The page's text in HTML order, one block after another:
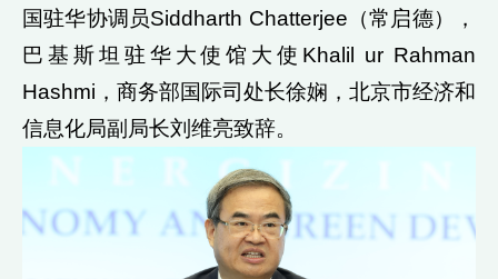
国驻华协调员Siddharth Chatterjee（常启德），
巴基斯坦驻华大使馆大使Khalil ur Rahman
Hashmi，商务部国际司处长徐娴，北京市经济和
信息化局副局长刘维亮致辞。